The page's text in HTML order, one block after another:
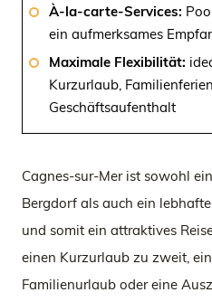
À-la-carte-Services:
ein aufmerksames
Maximale Flexibilität:
Kurzurlaub,
Geschäftsaufenthalt
Cagnes-sur-Mer ist sowohl
Bergdorf als auch ein
und somit ein attraktives
einen Kurzurlaub zu zweit,
Familienurlaub oder eine